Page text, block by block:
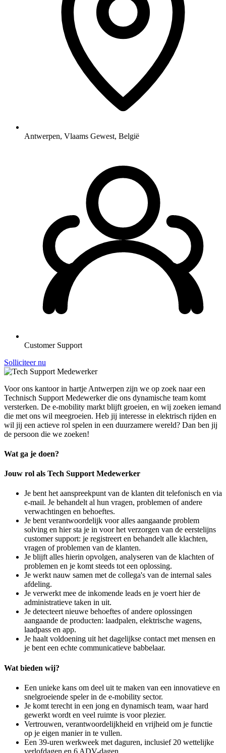
Antwerpen, Vlaams Gewest, België
Customer Support
Solliciteer nu
Voor ons kantoor in hartje Antwerpen zijn we op zoek naar een
Technisch Support Medewerker die ons dynamische team komt
versterken. De e-mobility markt blijft groeien, en wij zoeken iemand
die met ons wil meegroeien. Heb jij interesse in elektrisch rijden en
wil jij een actieve rol spelen in een duurzamere wereld? Dan ben jij
de persoon die we zoeken!
Wat ga je doen?
Jouw rol als Tech Support Medewerker
Je bent het aanspreekpunt van de klanten dit telefonisch en via
e-mail. Je behandelt al hun vragen, problemen of andere
verwachtingen en behoeftes.
Je bent verantwoordelijk voor alles aangaande problem
solving en hier sta je in voor het verzorgen van de eerstelijns
customer support: je registreert en behandelt alle klachten,
vragen of problemen van de klanten.
Je blijft alles hierin opvolgen, analyseren van de klachten of
problemen en je komt steeds tot een oplossing.
Je werkt nauw samen met de collega's van de internal sales
afdeling.
Je verwerkt mee de inkomende leads en je voert hier de
administratieve taken in uit.
Je detecteert nieuwe behoeftes of andere oplossingen
aangaande de producten: laadpalen, elektrische wagens,
laadpass en app.
Je haalt voldoening uit het dagelijkse contact met mensen en
je bent een echte communicatieve babbelaar.
Wat bieden wij?
Een unieke kans om deel uit te maken van een innovatieve en
snelgroeiende speler in de e-mobility sector.
Je komt terecht in een jong en dynamisch team, waar hard
gewerkt wordt en veel ruimte is voor plezier.
Vertrouwen, verantwoordelijkheid en vrijheid om je functie
op je eigen manier in te vullen.
Een 39-uren werkweek met daguren, inclusief 20 wettelijke
verlofdagen en 6 ADV-dagen.